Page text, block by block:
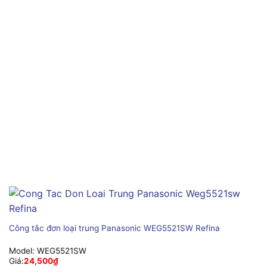
Công tắc đơn loại trung Panasonic WEG5521SW Refina
Model: WEG5521SW
Giá:24,500₫